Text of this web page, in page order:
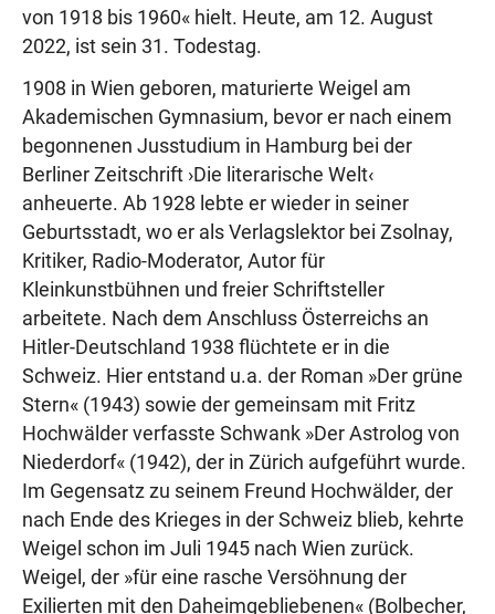
von 1918 bis 1960« hielt. Heute, am 12. August
2022, ist sein 31. Todestag.
1908 in Wien geboren, maturierte Weigel am
Akademischen Gymnasium, bevor er nach einem
begonnenen Jusstudium in Hamburg bei der
Berliner Zeitschrift ›Die literarische Welt‹
anheuerte. Ab 1928 lebte er wieder in seiner
Geburtsstadt, wo er als Verlagslektor bei Zsolnay,
Kritiker, Radio-Moderator, Autor für
Kleinkunstbühnen und freier Schriftsteller
arbeitete. Nach dem Anschluss Österreichs an
Hitler-Deutschland 1938 flüchtete er in die
Schweiz. Hier entstand u.a. der Roman »Der grüne
Stern« (1943) sowie der gemeinsam mit Fritz
Hochwälder verfasste Schwank »Der Astrolog von
Niederdorf« (1942), der in Zürich aufgeführt wurde.
Im Gegensatz zu seinem Freund Hochwälder, der
nach Ende des Krieges in der Schweiz blieb, kehrte
Weigel schon im Juli 1945 nach Wien zurück.
Weigel, der »für eine rasche Versöhnung der
Exilierten mit den Daheimgebliebenen« (Bolbecher,